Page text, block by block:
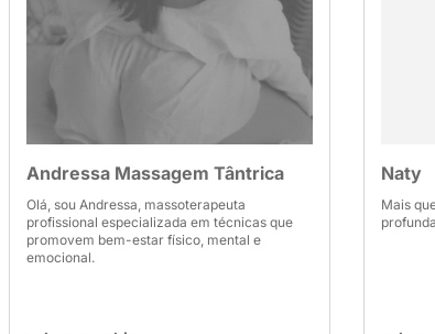
Andressa Massagem Tântrica
Olá, sou Andressa, massoterapeuta
profissional especializada em técnicas que
promovem bem-estar físico, mental e
emocional.
Naty
Mais